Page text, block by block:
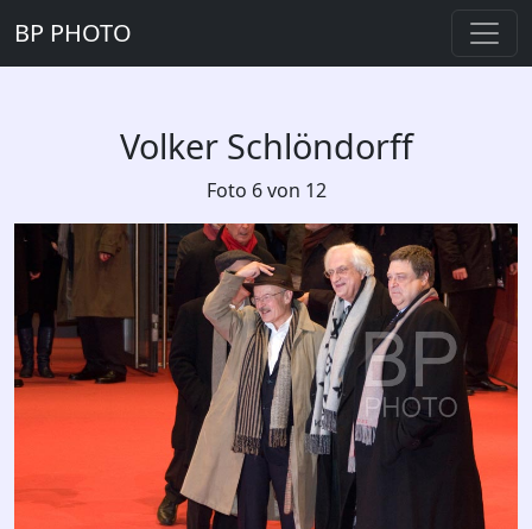
BP PHOTO
Volker Schlöndorff
Foto 6 von 12